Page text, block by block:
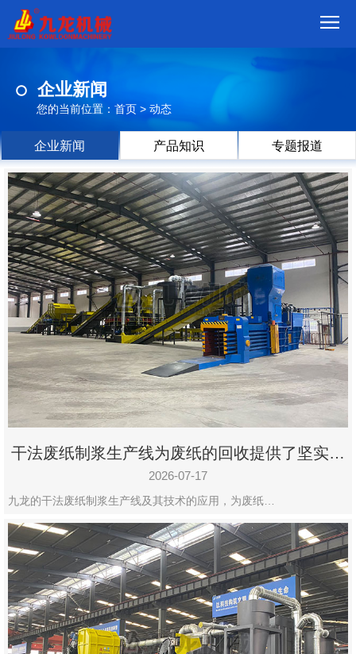
品
视
频
现
场
方
案
动
态联
系
郑
州
市
设
有
限
公
司
豫
ICP
企业新闻
您的当前位置： 首页 > 动态
企业新闻 产品知识 专题报道
干法废纸制浆生产线为废纸的回收提供了坚实的
保障
2026-07-17
九龙的干法废纸制浆生产线及其技术的应用，为废纸…